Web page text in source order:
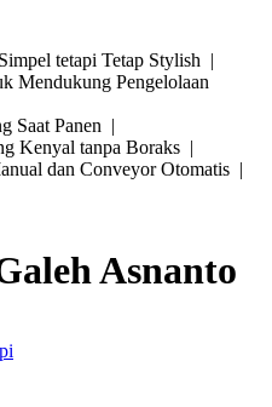
tetapi Tetap Stylish |
Mendukung Pengelolaan
Saat Panen |
Kenyal tanpa Boraks |
dan Conveyor Otomatis |
Asnanto